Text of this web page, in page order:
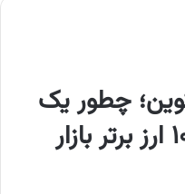
کوین؛ چطور یک
میم کوین به یکی از ۱۰ ارز برتر بازار